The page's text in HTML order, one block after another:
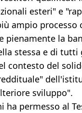
esteri" e
ampio processo
pienamente la
stessa e di tutti
contesto del
sviluppo".
ha permesso al